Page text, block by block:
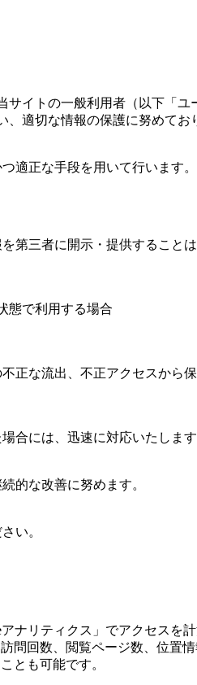
イトの一般利用者（以下「
適切な情報の保護に努めてお
適正な手段を用いて行いま
第三者に開示・提供することは
態で利用する場合
正な流出、不正アクセスから
合には、迅速に対応いたします
的な改善に努めます。
い。
ナリティクス」でアクセスを
問回数、閲覧ページ数、位
とも可能です。